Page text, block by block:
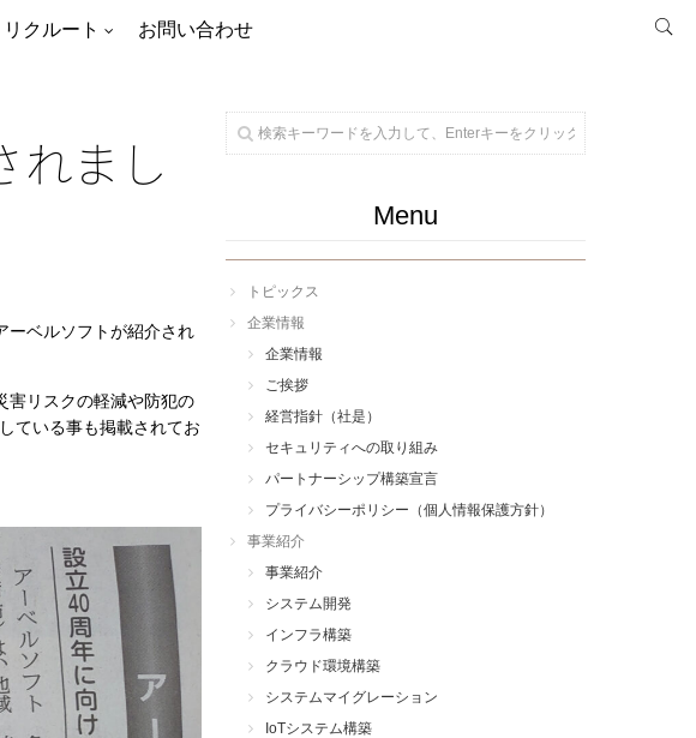
リクルート お問い合わせ
れまし
ーベルソフトが紹介され
害リスクの軽減や防犯の
ている事も掲載されてお
Menu
トピックス
企業情報
企業情報
ご挨拶
経営指針（社是）
セキュリティへの取り組み
パートナーシップ構築宣言
プライバシーポリシー（個人情報保護方針）
事業紹介
事業紹介
システム開発
インフラ構築
クラウド環境構築
システムマイグレーション
IoTシステム構築